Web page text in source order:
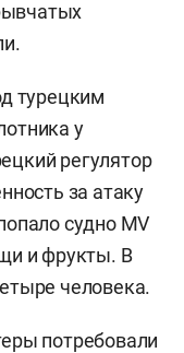
турецким
у
регулятор
за атаку
судно MV
и фрукты. В
человека.
потребовали